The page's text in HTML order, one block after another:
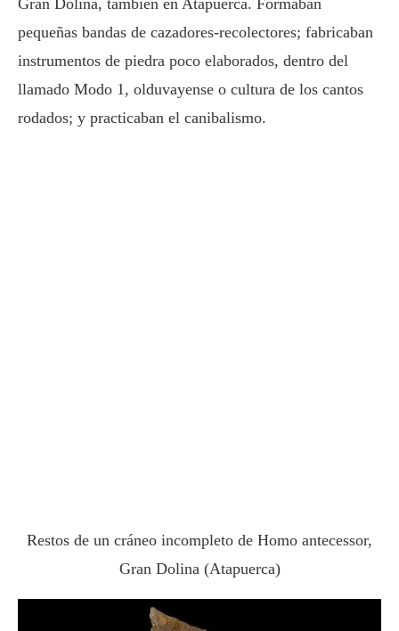
Gran Dolina, también en Atapuerca. Formaban
pequeñas bandas de cazadores-recolectores; fabricaban
instrumentos de piedra poco elaborados, dentro del
llamado Modo 1, olduvayense o cultura de los cantos
rodados; y practicaban el canibalismo.
Restos de un cráneo incompleto de Homo antecessor,
Gran Dolina (Atapuerca)